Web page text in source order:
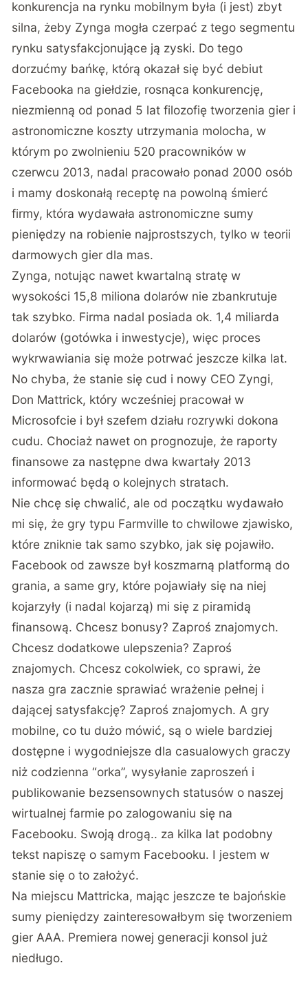
konkurencja na rynku mobilnym była (i jest) zbyt
silna, żeby Zynga mogła czerpać z tego segmentu
rynku satysfakcjonujące ją zyski. Do tego
dorzućmy bańkę, którą okazał się być debiut
Facebooka na giełdzie, rosnąca konkurencję,
niezmienną od ponad 5 lat filozofię tworzenia gier i
astronomiczne koszty utrzymania molocha, w
którym po zwolnieniu 520 pracowników w
czerwcu 2013, nadal pracowało ponad 2000 osób
i mamy doskonałą receptę na powolną śmierć
firmy, która wydawała astronomiczne sumy
pieniędzy na robienie najprostszych, tylko w teorii
darmowych gier dla mas.
Zynga, notując nawet kwartalną stratę w
wysokości 15,8 miliona dolarów nie zbankrutuje
tak szybko. Firma nadal posiada ok. 1,4 miliarda
dolarów (gotówka i inwestycje), więc proces
wykrwawiania się może potrwać jeszcze kilka lat.
No chyba, że stanie się cud i nowy CEO Zyngi,
Don Mattrick, który wcześniej pracował w
Microsofcie i był szefem działu rozrywki dokona
cudu. Chociaż nawet on prognozuje, że raporty
finansowe za następne dwa kwartały 2013
informować będą o kolejnych stratach.
Nie chcę się chwalić, ale od początku wydawało
mi się, że gry typu Farmville to chwilowe zjawisko,
które zniknie tak samo szybko, jak się pojawiło.
Facebook od zawsze był koszmarną platformą do
grania, a same gry, które pojawiały się na niej
kojarzyły (i nadal kojarzą) mi się z piramidą
finansową. Chcesz bonusy? Zaproś znajomych.
Chcesz dodatkowe ulepszenia? Zaproś
znajomych. Chcesz cokolwiek, co sprawi, że
nasza gra zacznie sprawiać wrażenie pełnej i
dającej satysfakcję? Zaproś znajomych. A gry
mobilne, co tu dużo mówić, są o wiele bardziej
dostępne i wygodniejsze dla casualowych graczy
niż codzienna “orka”, wysyłanie zaproszeń i
publikowanie bezsensownych statusów o naszej
wirtualnej farmie po zalogowaniu się na
Facebooku. Swoją drogą.. za kilka lat podobny
tekst napiszę o samym Facebooku. I jestem w
stanie się o to założyć.
Na miejscu Mattricka, mając jeszcze te bajońskie
sumy pieniędzy zainteresowałbym się tworzeniem
gier AAA. Premiera nowej generacji konsol już
niedługo.